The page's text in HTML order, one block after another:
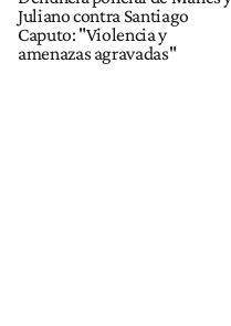
Juliano contra Santiago
Caputo: "Violencia y
amenazas agravadas"